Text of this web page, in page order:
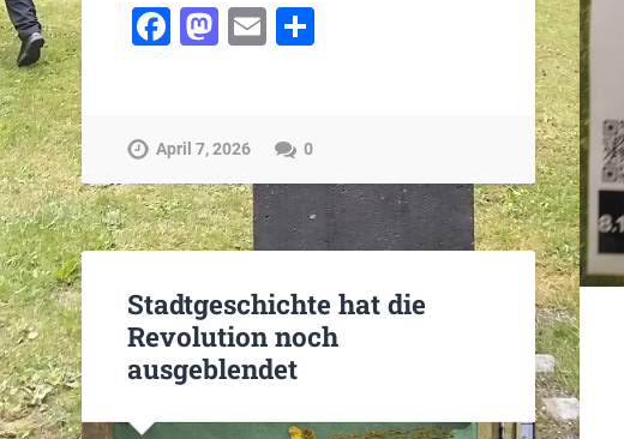
Facebook
Mastodon
Email
April 7, 2026 0
Stadtgeschichte hat die
Revolution noch
ausgeblendet